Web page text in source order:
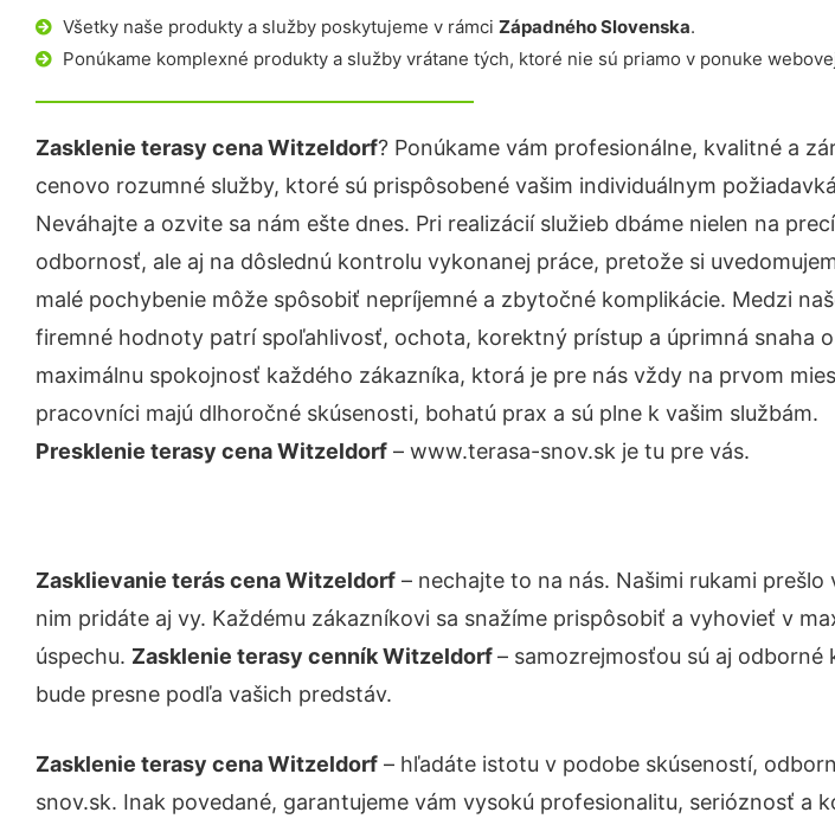
Všetky naše produkty a služby poskytujeme v rámci Západného Slovenska.
Ponúkame komplexné produkty a služby vrátane tých, ktoré nie sú priamo v ponuke
Zasklenie terasy cena Witzeldorf? Ponúkame vám profesionálne, kvalitné a
cenovo rozumné služby, ktoré sú prispôsobené vašim individuálnym
Neváhajte a ozvite sa nám ešte dnes. Pri realizácií služieb dbáme nielen na
odbornosť, ale aj na dôslednú kontrolu vykonanej práce, pretože si
malé pochybenie môže spôsobiť nepríjemné a zbytočné komplikácie. Medzi
firemné hodnoty patrí spoľahlivosť, ochota, korektný prístup a úprimná snaha o
maximálnu spokojnosť každého zákazníka, ktorá je pre nás vždy na prvom
pracovníci majú dlhoročné skúsenosti, bohatú prax a sú plne k vašim službám.
Presklenie terasy cena Witzeldorf – www.terasa-snov.sk je tu pre vás.
Zasklievanie terás cena Witzeldorf – nechajte to na nás. Našimi rukami
nim pridáte aj vy. Každému zákazníkovi sa snažíme prispôsobiť a vyhovieť v
úspechu. Zasklenie terasy cenník Witzeldorf– samozrejmosťou sú aj
bude presne podľa vašich predstáv.
Zasklenie terasy cena Witzeldorf – hľadáte istotu v podobe skúseností,
snov.sk. Inak povedané, garantujeme vám vysokú profesionalitu, serióznosť